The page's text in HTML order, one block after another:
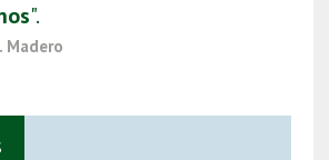
".
Madero